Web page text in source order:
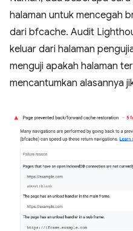
halaman untuk mencegah
dari bfcache. Audit
keluar dari halaman
menguji apakah halaman
mencantumkan alasannya